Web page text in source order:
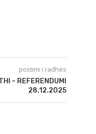
postimi i radhës
– REFERENDUMI
28.12.2025